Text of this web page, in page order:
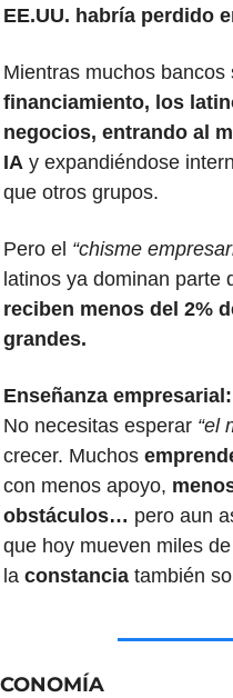
EE.UU. habría perdido
Mientras muchos bancos
financiamiento, los
negocios, entrando al
IA y expandiéndose
que otros grupos.
Pero el “chisme
latinos ya dominan parte
reciben menos del 2%
grandes.
Enseñanza empresarial:
No necesitas esperar “el
crecer. Muchos
con menos apoyo,
obstáculos… pero aun
que hoy mueven miles de
la constancia también